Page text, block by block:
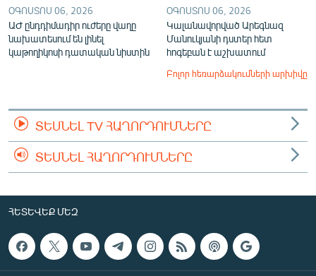
ՕԳՈՍՏՈՍ 06, 2026
ԱԺ ընդդիմադիր ուժերը վաղը
նախատեսում են լինել
կաթողիկոսի դատական նիստին
ՕԳՈՍՏՈՍ 06, 2026
Կալանավորված Արեգնազ
Մանուկյանի դստեր հետ
հոգեբան է աշխատում
Բոլոր հեռարձակումների արխիվը
ՏԵՍՆԵԼ TV ՀԱՂՈՐԴՈՒՄՆԵՐԸ
ՏԵՍՆԵԼ ՀԱՂՈՐԴՈՒՄՆԵՐԸ
ՀԵՏԵՎԵՔ ՄԵԶ